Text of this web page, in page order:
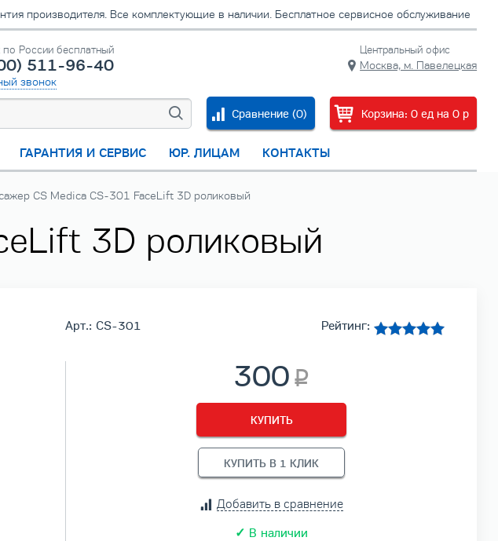
производителя. Все комплектующие в наличии. Бесплатное сервисное обслуживание
Центральный офис
Москва, м. Павелецкая
по России бесплатный
511-96-40
звонок
Корзина: 0 ед на 0 p
Сравнение (0)
ГАРАНТИЯ И СЕРВИС ЮР. ЛИЦАМ КОНТАКТЫ
CS Medica CS-301 FaceLift 3D роликовый
3D роликовый
Арт.: CS-301 Рейтинг:
300
КУПИТЬ
КУПИТЬ В 1 КЛИК
Добавить в сравнение
✓ В наличии